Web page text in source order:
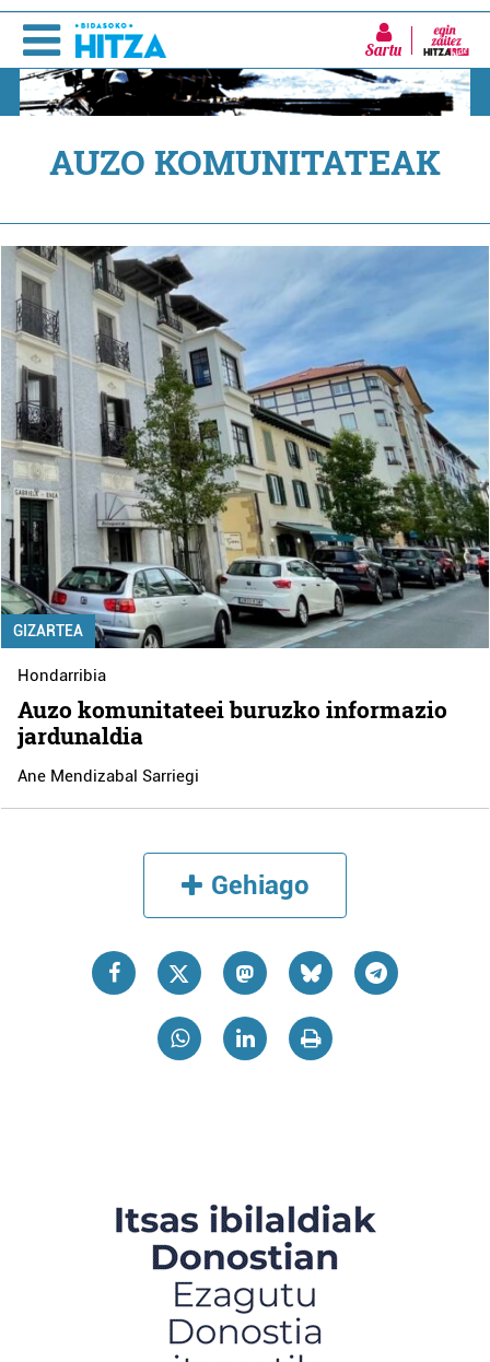
Sartu
AUZO KOMUNITATEAK
GIZARTEA
Hondarribia
Auzo komunitateei buruzko informazio
jardunaldia
Ane Mendizabal Sarriegi
Gehiago